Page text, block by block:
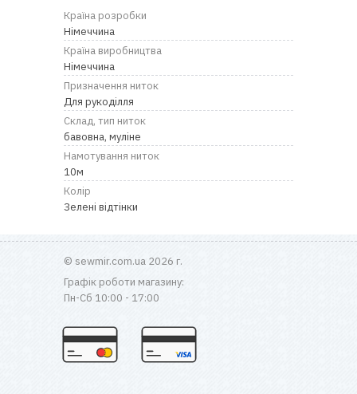
Країна розробки
Німеччина
Країна виробництва
Німеччина
Призначення ниток
Для рукоділля
Склад, тип ниток
бавовна, муліне
Намотування ниток
10м
Колір
Зелені відтінки
© sewmir.com.ua 2026 г.
Графік роботи магазину:
Пн-Сб 10:00 - 17:00